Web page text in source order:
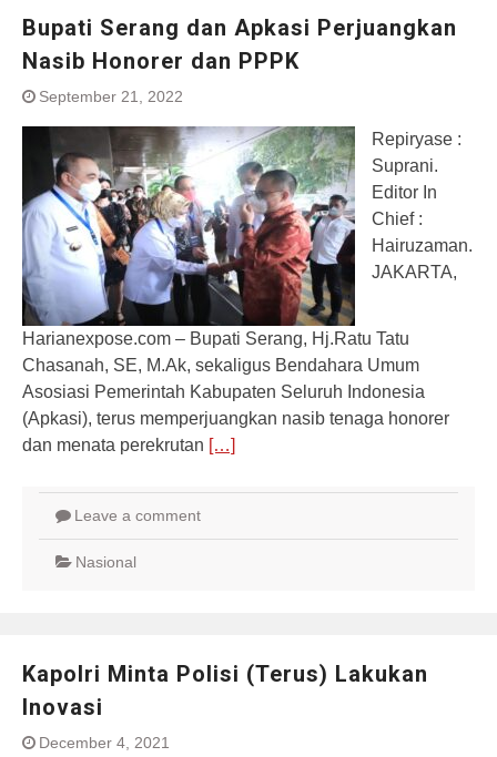
Bupati Serang dan Apkasi Perjuangkan
Nasib Honorer dan PPPK
September 21, 2022
Repiryase :
Suprani.
Editor In
Chief :
Hairuzaman.
JAKARTA,
Harianexpose.com – Bupati Serang, Hj.Ratu Tatu
Chasanah, SE, M.Ak, sekaligus Bendahara Umum
Asosiasi Pemerintah Kabupaten Seluruh Indonesia
(Apkasi), terus memperjuangkan nasib tenaga honorer
dan menata perekrutan […]
Leave a comment
Nasional
Kapolri Minta Polisi (Terus) Lakukan
Inovasi
December 4, 2021